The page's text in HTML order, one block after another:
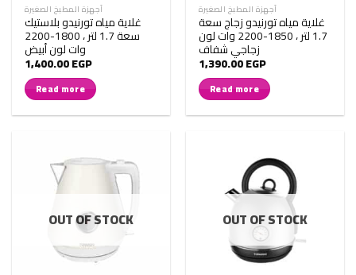
أجهزة المطبخ الصغيرة
غلاية مياه تورنيدو بلاستيك
سعة 1.7 لتر ، 1800-2200
وات لون أبيض
1,400.00EGP
Read more
أجهزة المطبخ الصغيرة
غلاية مياه تورنيدو زجاج سعة
1.7 لتر ، 1850-2200 وات لون
زجاجي شفاف
1,390.00EGP
Read more
OUT OF STOCK OUT OF STOCK